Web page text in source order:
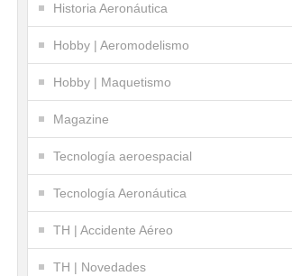
Historia Aeronáutica
Hobby | Aeromodelismo
Hobby | Maquetismo
Magazine
Tecnología aeroespacial
Tecnología Aeronáutica
TH | Accidente Aéreo
TH | Novedades